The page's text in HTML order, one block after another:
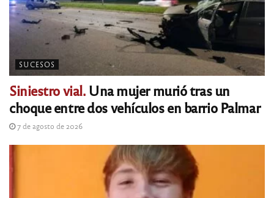
SUCESOS
Siniestro vial.Una mujer murió tras un
choque entre dos vehículos en barrio Palmar
7 de agosto de 2026